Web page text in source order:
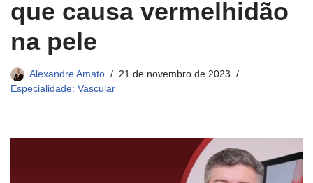
que causa vermelhidão
na pele
Alexandre Amato
21 de novembro de 2023
Especialidade: Vascular